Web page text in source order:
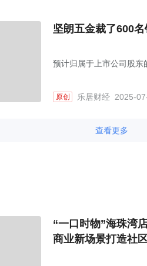
坚朗五金裁了600
预计归属于上市公司股东
原创 乐居财经 2025-
查看更多
“一口时物”海珠湾
商业新场景打造社